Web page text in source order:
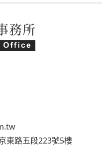
東路五段223號5樓